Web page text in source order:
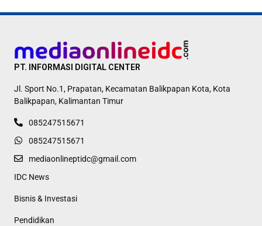
PT. INFORMASI DIGITAL CENTER
Jl. Sport No.1, Prapatan, Kecamatan Balikpapan Kota, Kota
Balikpapan, Kalimantan Timur
085247515671
085247515671
mediaonlineptidc@gmail.com
IDC News
Bisnis & Investasi
Pendidikan